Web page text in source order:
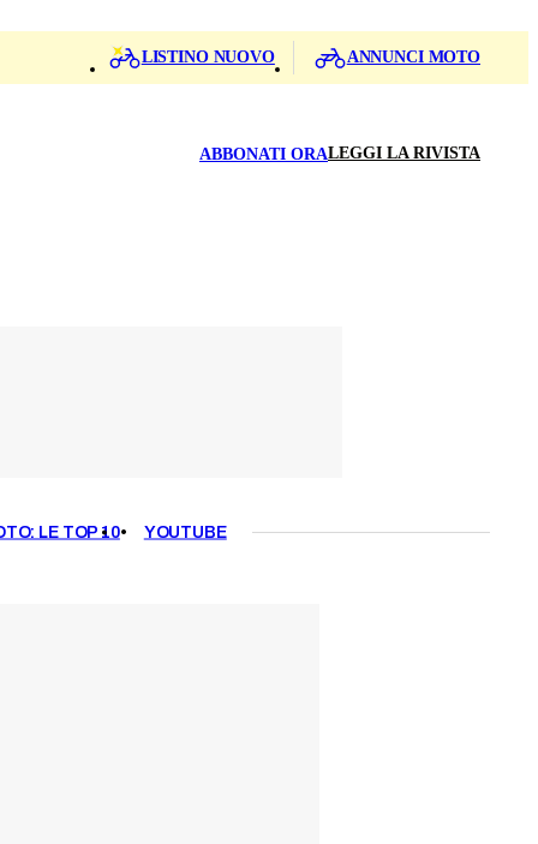
LISTINO NUOVO ANNUNCI MOTO
ABBONATI ORALEGGI LA RIVISTA
LE TOP 10 YOUTUBE